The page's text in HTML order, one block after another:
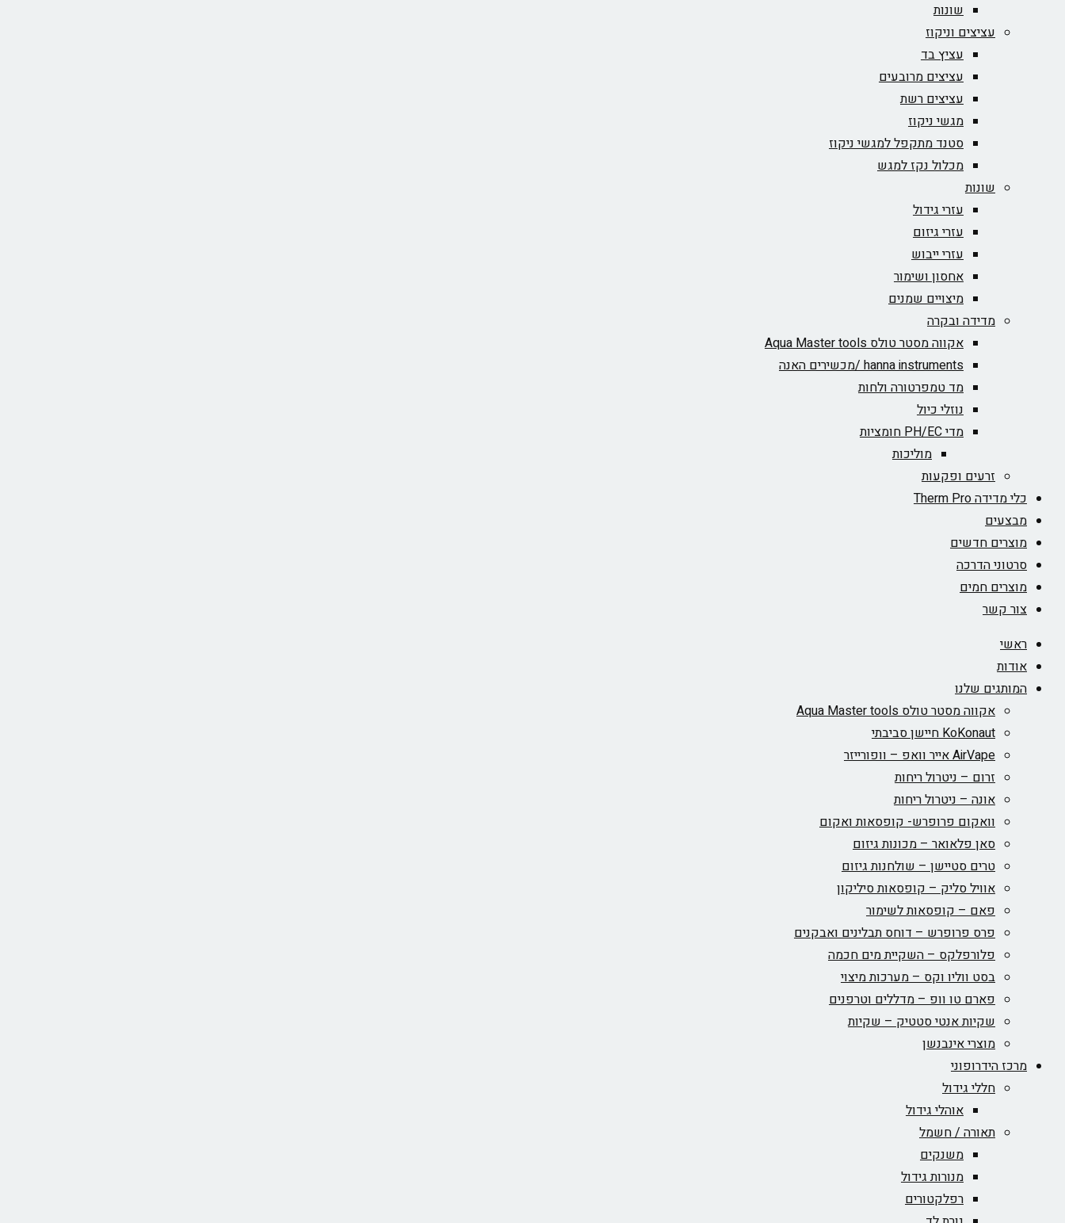
שונות
עציצים וניקוז
עציץ בד
עציצים מרובעים
עציצים רשת
מגשי ניקוז
סטנד מתקפל למגשי ניקוז
מכלול נקז למגש
שונות
עזרי גידול
עזרי גיזום
עזרי ייבוש
אחסון ושימור
מיצויים שמנים
מדידה ובקרה
אקווה מסטר טולס Aqua Master tools
hanna instruments /מכשירים האנה
מד טמפרטורה ולחות
נוזלי כיול
מדי PH/EC חומציות
מוליכות
זרעים ופקעות
כלי מדידה Therm Pro
מבצעים
מוצרים חדשים
סרטוני הדרכה
מוצרים חמים
צור קשר
ראשי
אודות
המותגים שלנו
אקווה מסטר טולס Aqua Master tools
KoKonaut חיישן סביבתי
AirVape אייר וואפ – וופורייזר
זרום – ניטרול ריחות
אונה – ניטרול ריחות
וואקום פרופרש- קופסאות ואקום
סאן פלאואר – מכונות גיזום
טרים סטיישן – שולחנות גיזום
אוויל סליק – קופסאות סיליקון
פאם – קופסאות לשימור
פרס פרופרש – דוחס תבלינים ואבקנים
פלורפלקס – השקיית מים חכמה
בסט ווליו וקס – מערכות מיצוי
פארם טו וופ – מדללים וטרפנים
שקיות אנטי סטטיק – שקיות
מוצרי אינבנשן
מרכז הידרופוני
חללי גידול
אוהלי גידול
תאורה / חשמל
משנקים
מנורות גידול
רפלקטורים